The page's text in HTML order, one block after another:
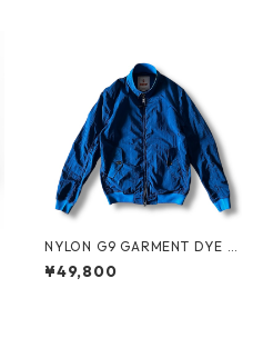
NYLON G9 GARMENT DYE b
y BARACUTA
¥49,800